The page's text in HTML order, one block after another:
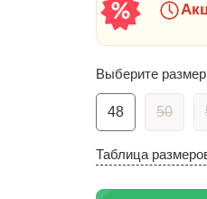
Выберите
48 50
Таблица